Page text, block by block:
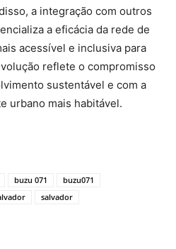
a integração com outros
a eficácia da rede de
acessível e inclusiva para
reflete o compromisso
sustentável e com a
urbano mais habitável.
buzu 071
buzu071
salvador